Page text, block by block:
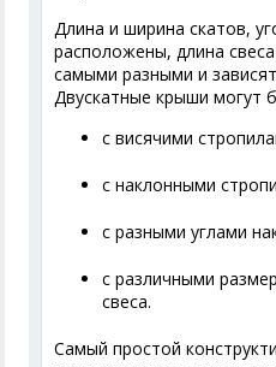
Длина и ширина скатов,
расположены, длина
самыми разными и
Двускатные крыши могут
с висячими
с наклонными
с разными углами
с различными
свеса.
Самый простой